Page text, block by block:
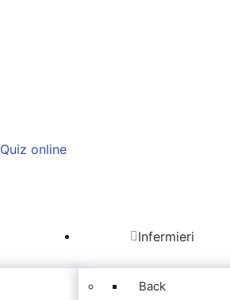
Quiz online
Infermieri
Back